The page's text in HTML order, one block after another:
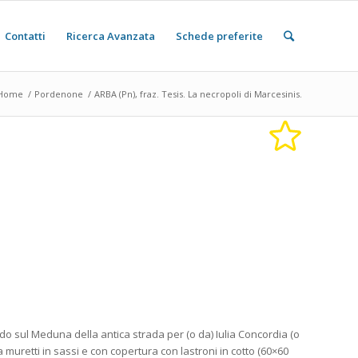
Contatti Ricerca Avanzata Schede preferite
/ Pordenone / ARBA (Pn), fraz. Tesis. La necropoli di Marcesinis.
sul Meduna della antica strada per (o da) Iulia Concordia (o
in sassi e con copertura con lastroni in cotto (60×60